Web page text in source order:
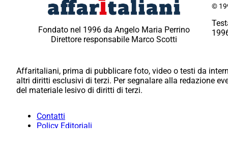
Fondato nel 1996 da Angelo Maria Perrino
Direttore responsabile Marco Scotti
©
Affaritaliani, prima di pubblicare foto, video o testi da
altri diritti esclusivi di terzi. Per segnalare alla redazione
del materiale lesivo di diritti di terzi.
Contatti
Policy Editoriali